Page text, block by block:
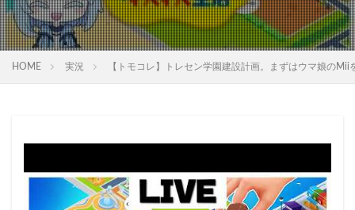
HOME 実況 【トモコレ】トレセン学園建設計画。まずはウマ娘の